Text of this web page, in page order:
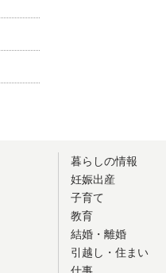
暮らしの情報
妊娠出産
子育て
教育
結婚・離婚
引越し・住まい